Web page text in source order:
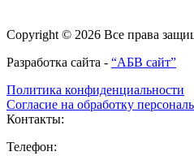
Copyright © 2026 Все права
Разработка сайта - “АБВ сайт”
Политика конфиденциальности
Согласие на обработку
Контакты:
Телефон: